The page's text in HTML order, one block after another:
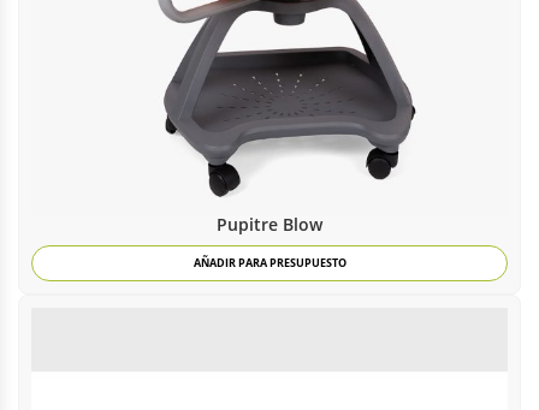
Pupitre Blow
AÑADIR PARA PRESUPUESTO